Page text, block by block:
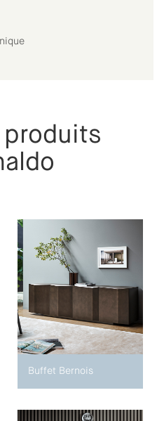
produits
Buffet Bernois